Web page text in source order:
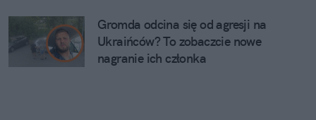
Gromda odcina się od agresji na
Ukraińców? To zobaczcie nowe
nagranie ich członka